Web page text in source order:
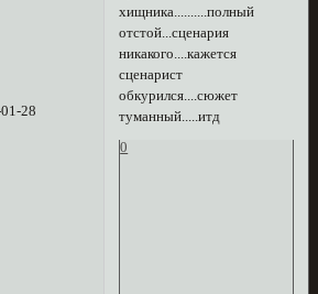
28
хищника..........полный
отстой...сценария
никакого....кажется
сценарист
обкурился....сюжет
туманный.....итд
0